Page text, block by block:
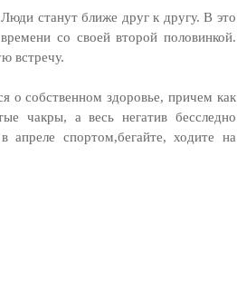
станут ближе друг к другу. В это
со своей второй половинкой.
встречу.
о собственном здоровье, причем как
чакры, а весь негатив бесследно
спортом,бегайте, ходите на